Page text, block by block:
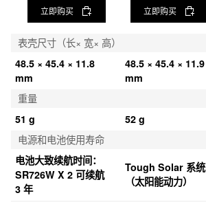
立即购买 立即购买
表壳尺寸（长× 宽× 高）
48.5 × 45.4 × 11.8
mm
48.5 × 45.4 × 11.9
mm
重量
51 g
52 g
电源和电池使用寿命
电池大致续航时间：
SR726W X 2 可续航
3 年
Tough Solar 系统
（太阳能动力）